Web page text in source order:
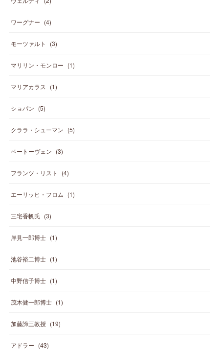
ワーグナー (4)
モーツァルト (3)
マリリン・モンロー (1)
マリアカラス (1)
ショパン (5)
クララ・シューマン (5)
ベートーヴェン (3)
フランツ・リスト (4)
エーリッヒ・フロム (1)
三宅香帆氏 (3)
岸見一郎博士 (1)
池谷裕二博士 (1)
中野信子博士 (1)
茂木健一郎博士 (1)
加藤諦三教授 (19)
アドラー (43)